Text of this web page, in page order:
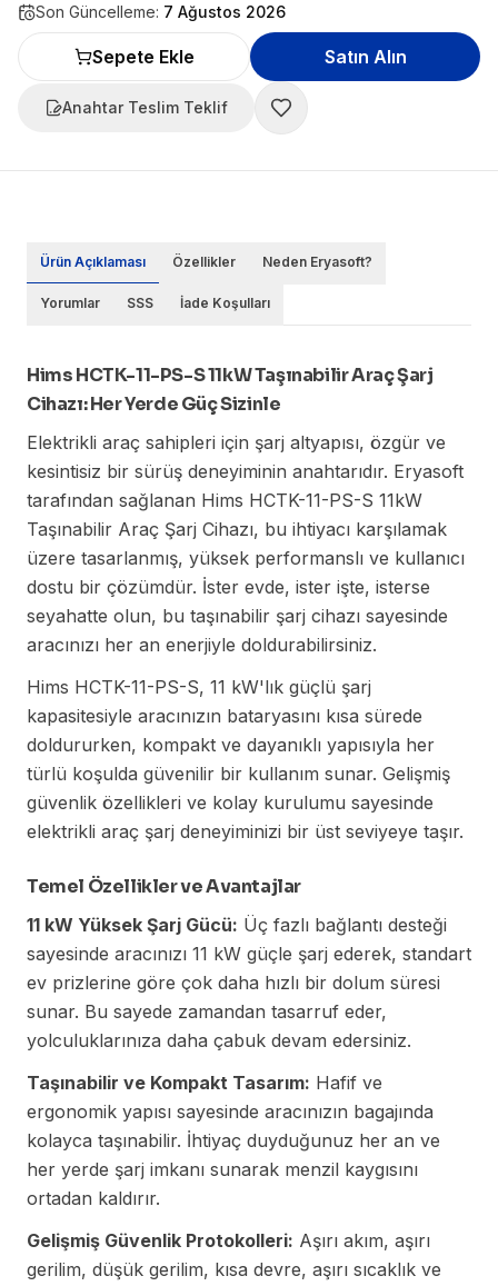
Son Güncelleme: 7 Ağustos 2026
Sepete Ekle Satın Alın
Anahtar Teslim Teklif
Ürün Açıklaması Özellikler Neden Eryasoft?
Yorumlar SSS İade Koşulları
Hims HCTK-11-PS-S 11kW Taşınabilir Araç Şarj
Cihazı: Her Yerde Güç Sizinle
Elektrikli araç sahipleri için şarj altyapısı, özgür ve
kesintisiz bir sürüş deneyiminin anahtarıdır. Eryasoft
tarafından sağlanan Hims HCTK-11-PS-S 11kW
Taşınabilir Araç Şarj Cihazı, bu ihtiyacı karşılamak
üzere tasarlanmış, yüksek performanslı ve kullanıcı
dostu bir çözümdür. İster evde, ister işte, isterse
seyahatte olun, bu taşınabilir şarj cihazı sayesinde
aracınızı her an enerjiyle doldurabilirsiniz.
Hims HCTK-11-PS-S, 11 kW'lık güçlü şarj
kapasitesiyle aracınızın bataryasını kısa sürede
doldururken, kompakt ve dayanıklı yapısıyla her
türlü koşulda güvenilir bir kullanım sunar. Gelişmiş
güvenlik özellikleri ve kolay kurulumu sayesinde
elektrikli araç şarj deneyiminizi bir üst seviyeye taşır.
Temel Özellikler ve Avantajlar
11 kW Yüksek Şarj Gücü: Üç fazlı bağlantı desteği
sayesinde aracınızı 11 kW güçle şarj ederek, standart
ev prizlerine göre çok daha hızlı bir dolum süresi
sunar. Bu sayede zamandan tasarruf eder,
yolculuklarınıza daha çabuk devam edersiniz.
Taşınabilir ve Kompakt Tasarım: Hafif ve
ergonomik yapısı sayesinde aracınızın bagajında
kolayca taşınabilir. İhtiyaç duyduğunuz her an ve
her yerde şarj imkanı sunarak menzil kaygısını
ortadan kaldırır.
Gelişmiş Güvenlik Protokolleri: Aşırı akım, aşırı
gerilim, düşük gerilim, kısa devre, aşırı sıcaklık ve